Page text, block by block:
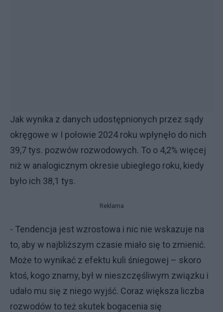
Jak wynika z danych udostępnionych przez sądy
okręgowe w I połowie 2024 roku wpłynęło do nich
39,7 tys. pozwów rozwodowych. To o 4,2% więcej
niż w analogicznym okresie ubiegłego roku, kiedy
było ich 38,1 tys.
Reklama
- Tendencja jest wzrostowa i nic nie wskazuje na
to, aby w najbliższym czasie miało się to zmienić.
Może to wynikać z efektu kuli śniegowej – skoro
ktoś, kogo znamy, był w nieszczęśliwym związku i
udało mu się z niego wyjść. Coraz większa liczba
rozwodów to też skutek bogacenia się